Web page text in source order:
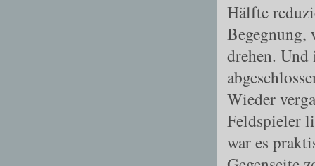
Hälfte
Begegnung,
drehen.
Wieder
Feldspieler
war es